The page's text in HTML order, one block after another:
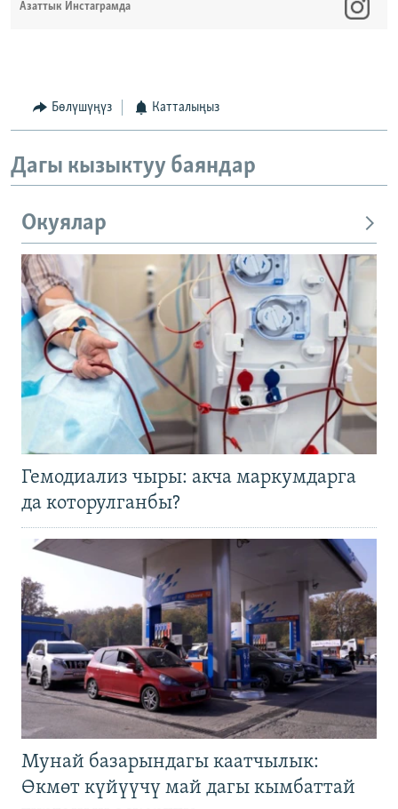
Азаттык Инстаграмда
Бөлүшүңүз Катталыңыз
Дагы кызыктуу баяндар
Окуялар
Гемодиализ чыры: акча маркумдарга
да которулганбы?
Мунай базарындагы каатчылык:
Өкмөт күйүүчү май дагы кымбаттай